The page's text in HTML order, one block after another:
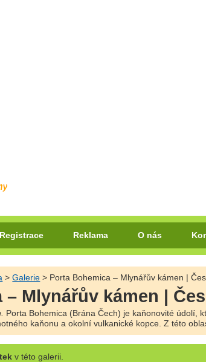
Registrace Reklama O nás
>Galerie > Porta Bohemica – Mlynářův kámen |
– Mlynářův kámen |
Porta Bohemica (Brána Čech) je kaňonovité údolí,
kaňonu a okolní vulkanické kopce. Z této
v této galerii.